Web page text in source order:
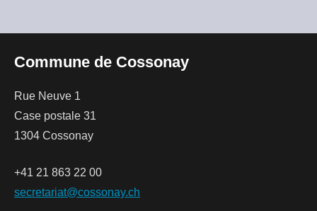
Commune de Cossonay
Rue Neuve 1
Case postale 31
1304 Cossonay
+41 21 863 22 00
secretariat@cossonay.ch